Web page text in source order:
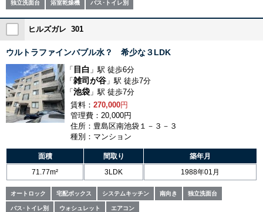
独立洗面台 浴室乾燥機 バス･トイレ別
ヒルズガレ 301
ウルトラファインバブル水？ 希少な３LDK
「 目白 」駅 徒歩6分
「 雑司が谷 」駅 徒歩7分
「 池袋 」駅 徒歩7分
賃料： 270,000円
管理費：20,000円
住所：豊島区南池袋１－３－３
種別：マンション
面積 間取り
築年月
71.77m²
3LDK 1988年01月
オートロック 宅配ボックス システムキッチン 南向き 独立洗面台
バス･トイレ別 ウォシュレット エアコン